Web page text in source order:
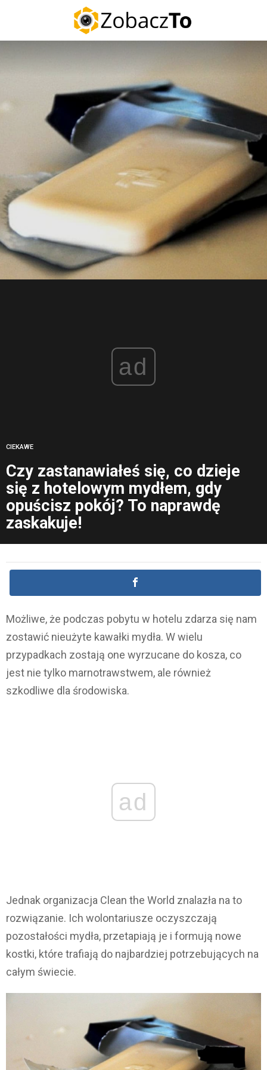
ad
CIEKAWE
Czy zastanawiałeś się, co dzieje
się z hotelowym mydłem, gdy
opuścisz pokój? To naprawdę
zaskakuje!
Możliwe, że podczas pobytu w hotelu zdarza się nam
zostawić nieużyte kawałki mydła. W wielu
przypadkach zostają one wyrzucane do kosza, co
jest nie tylko marnotrawstwem, ale również
szkodliwe dla środowiska.
ad
Jednak organizacja Clean the World znalazła na to
rozwiązanie. Ich wolontariusze oczyszczają
pozostałości mydła, przetapiają je i formują nowe
kostki, które trafiają do najbardziej potrzebujących na
całym świecie.